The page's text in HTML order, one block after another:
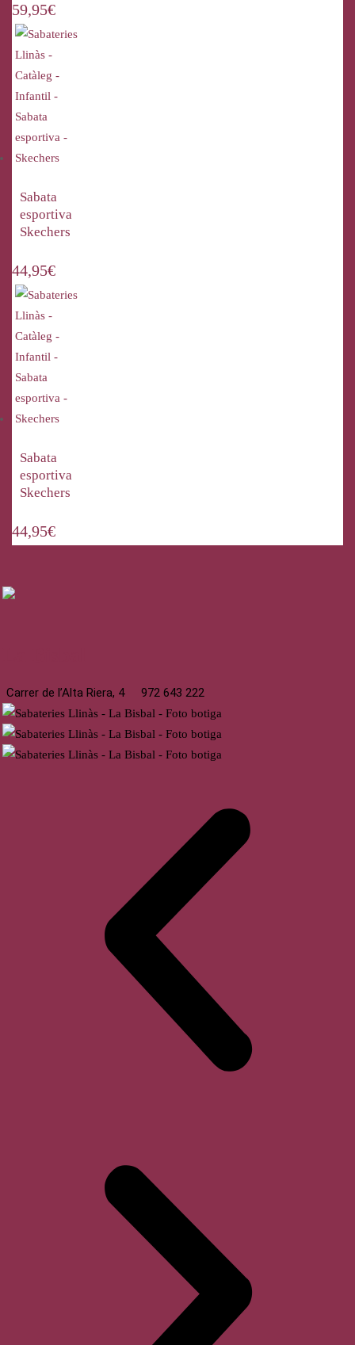
59,95€
Sabata
esportiva
Skechers
44,95€
Sabata
esportiva
Skechers
44,95€
Carrer de l’Alta Riera, 4 972 643 222